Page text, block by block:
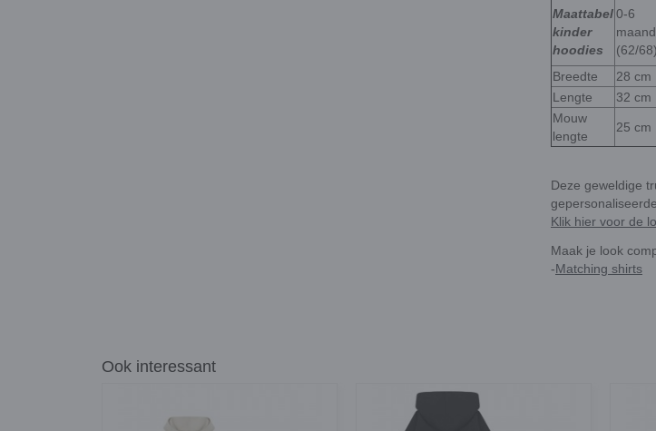
Maattabel
kinder
hoodies
0-6
(62/68)
Breedte
28 cm
Lengte
32 cm
Mouw
lengte
25 cm
Deze geweldige
Klik hier voor de
Maak je look
-Matching shirts
Ook interessant